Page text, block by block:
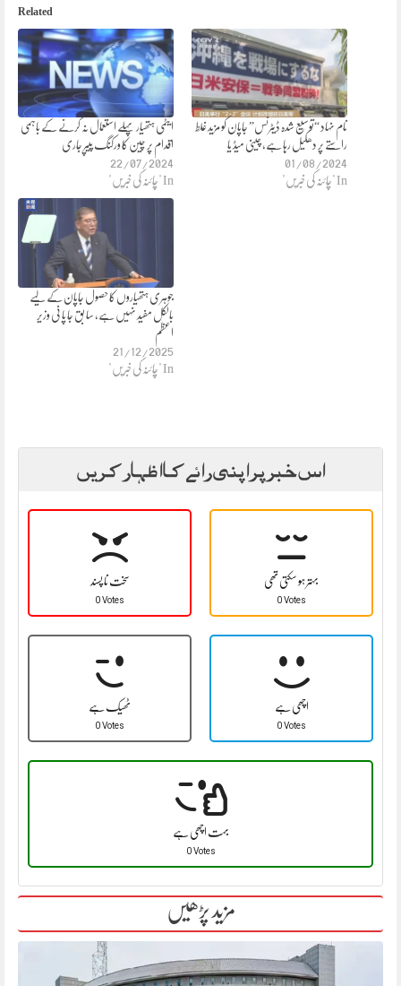
Related
ایٹمی ہتھیار پہلے استعمال نہ کرنے کے باہمی
اقدام پر چین کا ورکنگ پیپر جاری
22/07/2024
In "چائنہ کی خبریں"
نام نہاد “توسیع شدہ ڈیٹرنس” جاپان کو مزید غلط
راستے پر دھکیل رہا ہے، چینی میڈ یا
01/08/2024
In "چائنہ کی خبریں"
جوہری ہتھیاروں کا حصول جاپان کے لیے
بالکل مفید نہیں ہے، سا بق جا پا نی وزیر
اعظم
21/12/2025
In "چائنہ کی خبریں"
اس خبر پر اپنی رائے کا اظہار کریں
سخت نا پسند
0 Votes
بہتر ہو سکتی تھی
0 Votes
ٹھیک ہے
0 Votes
اچھی ہے
0 Votes
بہت اچھی ہے
0 Votes
مزید پڑھیں